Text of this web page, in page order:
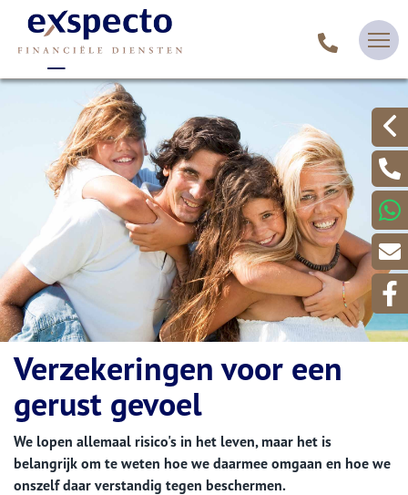
Verzekeringen voor een
gerust gevoel
We lopen allemaal risico's in het leven, maar het is
belangrijk om te weten hoe we daarmee omgaan en hoe we
onszelf daar verstandig tegen beschermen.